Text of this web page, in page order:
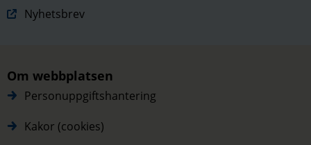
Nyhetsbrev
Om webbplatsen
Personuppgiftshantering
Kakor (cookies)